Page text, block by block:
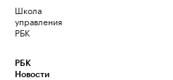
Школа
управления
РБК
РБК
Новости